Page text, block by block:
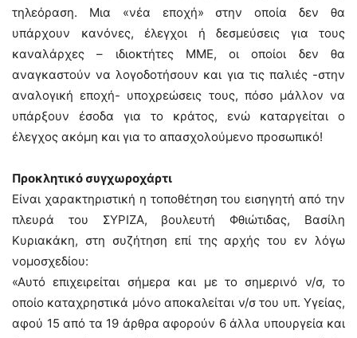
τηλεόραση. Μια «νέα εποχή» στην οποία δεν θα
υπάρχουν κανόνες, έλεγχοι ή δεσμεύσεις για τους
καναλάρχες – ιδιοκτήτες ΜΜΕ, οι οποίοι δεν θα
αναγκαστούν να λογοδοτήσουν και για τις παλιές -στην
αναλογική εποχή- υποχρεώσεις τους, πόσο μάλλον να
υπάρξουν έσοδα για το κράτος, ενώ καταργείται ο
έλεγχος ακόμη και για το απασχολούμενο προσωπικό!
Προκλητικό συγχωροχάρτι
Είναι χαρακτηριστική η τοποθέτηση του εισηγητή από την
πλευρά του ΣΥΡΙΖΑ, βουλευτή Φθιώτιδας, Βασίλη
Κυριακάκη, στη συζήτηση επί της αρχής του εν λόγω
νομοσχεδίου:
«Αυτό επιχειρείται σήμερα και με το σημερινό ν/σ, το
οποίο καταχρηστικά μόνο αποκαλείται ν/σ του υπ. Υγείας,
αφού 15 από τα 19 άρθρα αφορούν 6 άλλα υπουργεία και